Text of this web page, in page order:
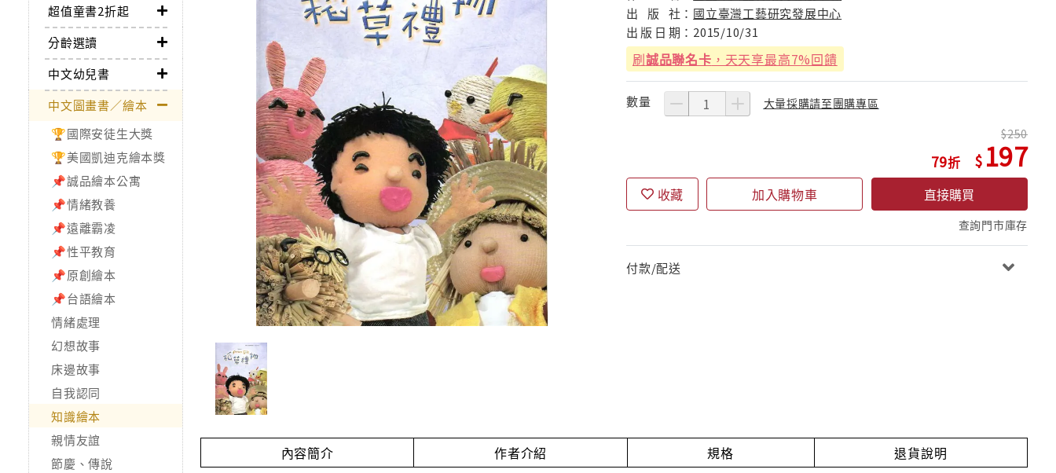
超值童書2折起
分齡選讀
中文幼兒書
中文圖畫書／繪本
🏆國際安徒生大獎
🏆美國凱迪克繪本獎
📌誠品繪本公寓
📌情緒教養
📌遠離霸凌
📌性平教育
📌原創繪本
📌台語繪本
情緒處理
幻想故事
床邊故事
自我認同
知識繪本
親情友誼
節慶、傳說
出
版 社： 國立臺灣工藝研究發展中心
出 版 日 期： 2015/10/31
刷誠品聯名卡 ，天天享最高7%回饋
數量 大量採購請至團購專區
79
250
197
收藏 加入購物車 直接購買
查詢門市庫存
付款/配送
內容簡介 作者介紹 規格 退貨說明